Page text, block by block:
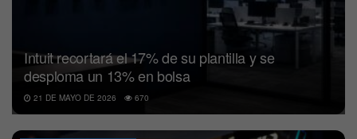
Intuit recortará el 17% de su plantilla y se
desploma un 13% en bolsa
21 DE MAYO DE 2026 670